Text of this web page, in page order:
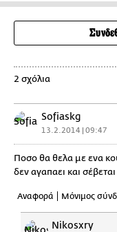
2 σχόλια
Sofiaskg
13.2.2014 | 09:47
Ποσο θα θελα με ενα
δεν αγαπαει και
Αναφορά Μόνιμος
Nikosxry